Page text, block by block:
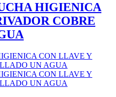
HIGIENICA
COBRE